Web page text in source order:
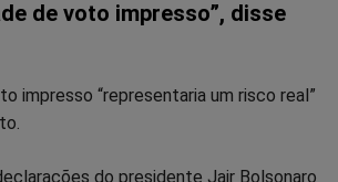
de voto impresso”, disse
impresso “representaria um risco real”
do presidente Jair Bolsonaro